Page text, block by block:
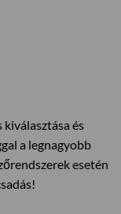
és
a legnagyobb
esetén